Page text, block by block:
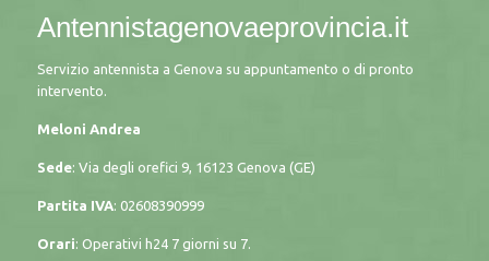
Antennistagenovaeprovincia.it
Servizio antennista a Genova su appuntamento o di pronto
intervento.
Meloni Andrea
Sede: Via degli orefici 9, 16123 Genova (GE)
Partita IVA: 02608390999
Orari: Operativi h24 7 giorni su 7.